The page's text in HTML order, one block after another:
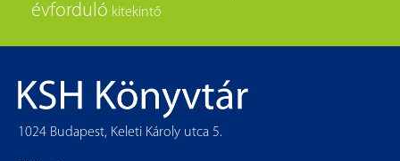
évforduló kitekintő
1024 Budapest, Keleti Károly utca 5.